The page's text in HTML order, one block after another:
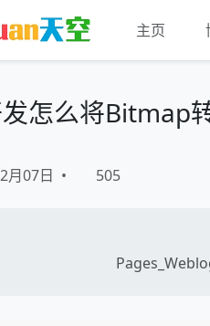
主页
怎么将Bitmap
月07日 • 505